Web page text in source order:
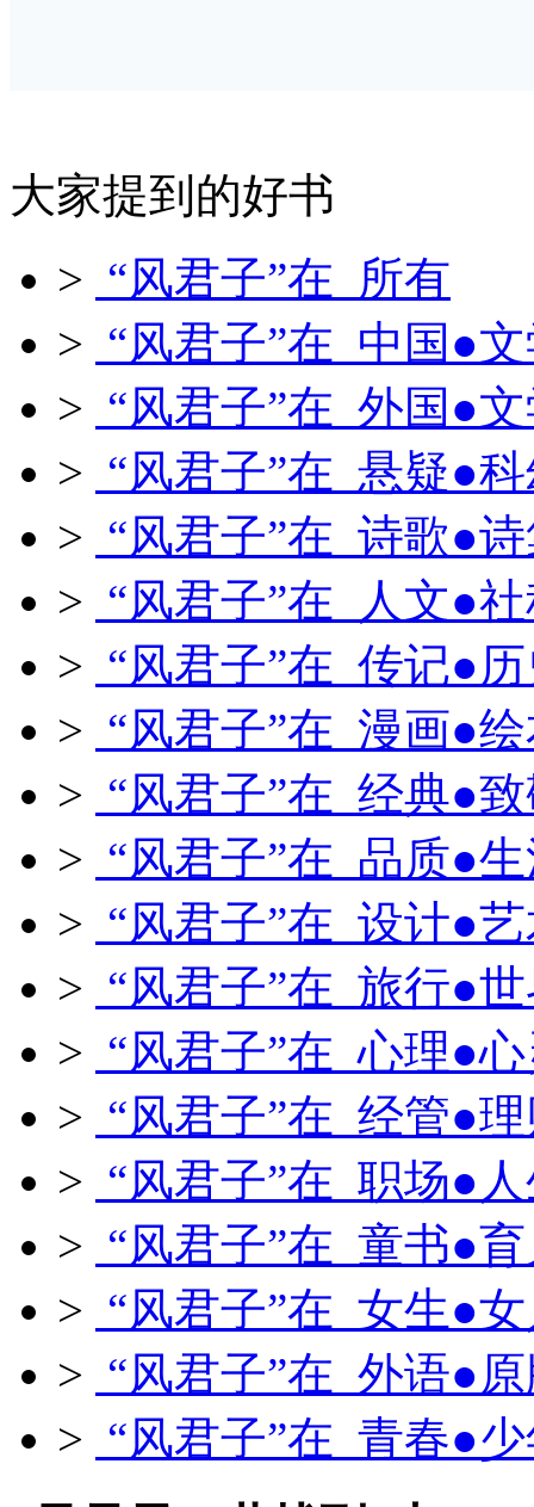
大家提到的好书
> “风君子”在 所有
> “风君子”在 中国●
> “风君子”在 外国●
> “风君子”在 悬疑●
> “风君子”在 诗歌●
> “风君子”在 人文●
> “风君子”在 传记●
> “风君子”在 漫画●
> “风君子”在 经典●
> “风君子”在 品质●
> “风君子”在 设计●
> “风君子”在 旅行●
> “风君子”在 心理●
> “风君子”在 经管●
> “风君子”在 职场●
> “风君子”在 童书●
> “风君子”在 女生●
> “风君子”在 外语●
> “风君子”在 青春●